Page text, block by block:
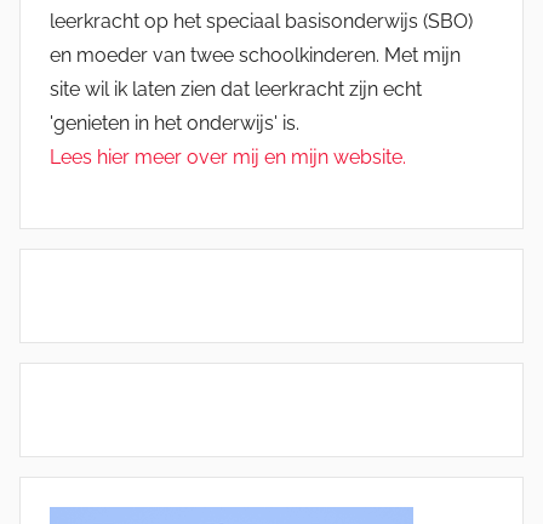
leerkracht op het speciaal basisonderwijs (SBO)
en moeder van twee schoolkinderen. Met mijn
site wil ik laten zien dat leerkracht zijn echt
'genieten in het onderwijs' is.
Lees hier meer over mij en mijn website.